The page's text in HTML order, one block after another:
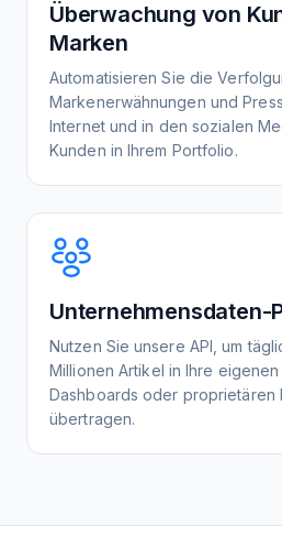
Überwachung von
Marken
Automatisieren Sie die
Markenerwähnungen und
Internet und in den sozialen
Kunden in Ihrem Portfolio.
Unternehmensdaten-
Nutzen Sie unsere API, um
Millionen Artikel in Ihre eigenen
Dashboards oder proprietären
übertragen.